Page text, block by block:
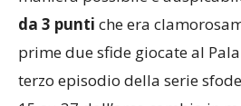
da 3 punti che era
prime due sfide giocate al
terzo episodio della serie